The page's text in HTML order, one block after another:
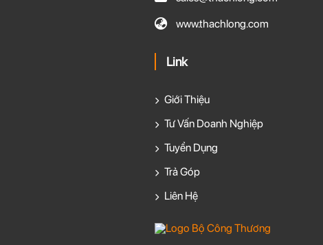
www.thachlong.com
Link
Giới Thiệu
Tư Vấn Doanh Nghiệp
Tuyển Dụng
Trả Góp
Liên Hệ